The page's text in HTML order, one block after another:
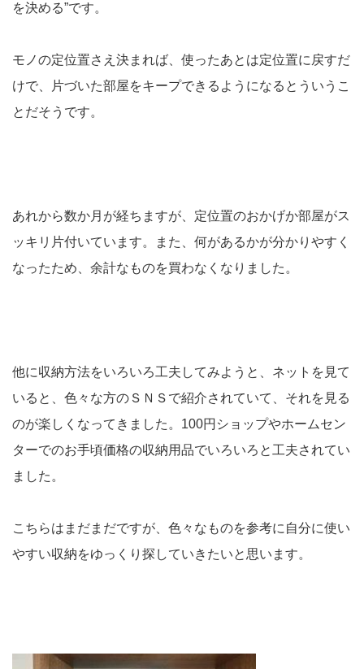
を決める”です。
モノの定位置さえ決まれば、使ったあとは定位置に戻すだ
けで、片づいた部屋をキープできるようになるとういうこ
とだそうです。
あれから数か月が経ちますが、定位置のおかげか部屋がス
ッキリ片付いています。また、何があるかが分かりやすく
なったため、余計なものを買わなくなりました。
他に収納方法をいろいろ工夫してみようと、ネットを見て
いると、色々な方のＳＮＳで紹介されていて、それを見る
のが楽しくなってきました。100円ショップやホームセン
ターでのお手頃価格の収納用品でいろいろと工夫されてい
ました。
こちらはまだまだですが、色々なものを参考に自分に使い
やすい収納をゆっくり探していきたいと思います。